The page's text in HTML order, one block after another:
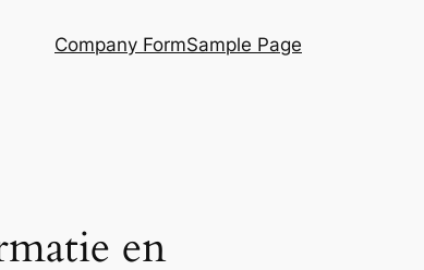
Company FormSample Page
en